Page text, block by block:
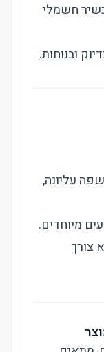
חשמלי
ובנוחות.
עליונה,
מיוחדים.
צורך